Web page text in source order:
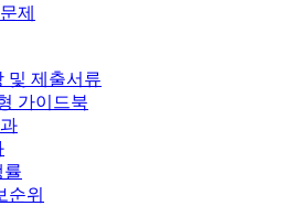
제
및 제출서류
가이드북
률
순위